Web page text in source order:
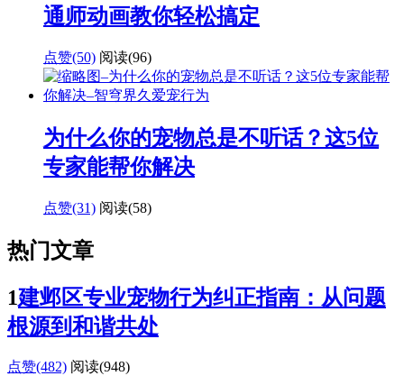
通师动画教你轻松搞定
点赞(50) 阅读(96)
为什么你的宠物总是不听话？这5位
专家能帮你解决
点赞(31) 阅读(58)
热门文章
1建邺区专业宠物行为纠正指南：从问题
根源到和谐共处
点赞(482) 阅读(948)